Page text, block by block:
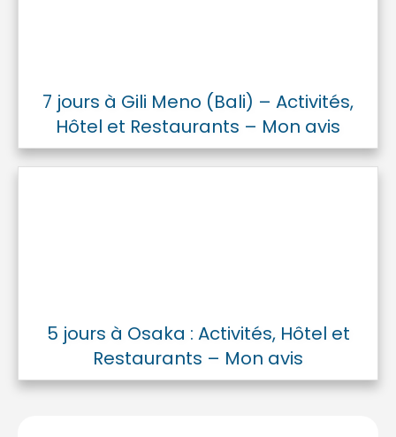
7 jours à Gili Meno (Bali) – Activités,
Hôtel et Restaurants – Mon avis
5 jours à Osaka : Activités, Hôtel et
Restaurants – Mon avis